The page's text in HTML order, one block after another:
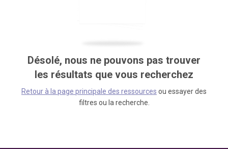
Désolé, nous ne pouvons pas trouver
les résultats que vous recherchez
Retour à la page principale des ressources ou essayer des
filtres ou la recherche.